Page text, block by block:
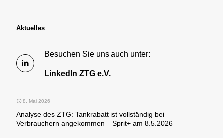
Aktuelles
Besuchen Sie uns auch unter:
LinkedIn ZTG e.V.
8. Mai 2026
Analyse des ZTG: Tankrabatt ist vollständig bei
Verbrauchern angekommen – Sprit+ am 8.5.2026